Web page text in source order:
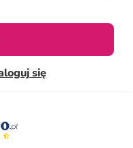
się